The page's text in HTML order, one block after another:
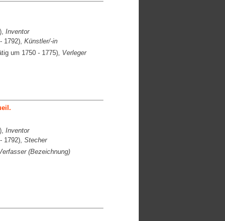
Inventor
1792), Künstler/-in
um 1750 - 1775), Verleger
Inventor
1792), Stecher
(Bezeichnung)